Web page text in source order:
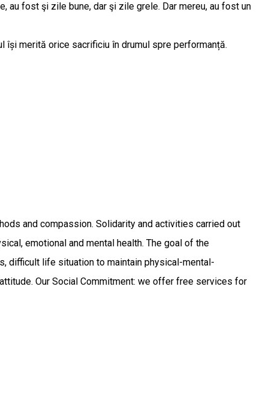
au fost şi zile bune, dar şi zile grele. Dar mereu, au fost un
își merită orice sacrificiu în drumul spre performanță.
and compassion. Solidarity and activities carried out
emotional and mental health. The goal of the
difficult life situation to maintain physical-mental-
Our Social Commitment: we offer free services for